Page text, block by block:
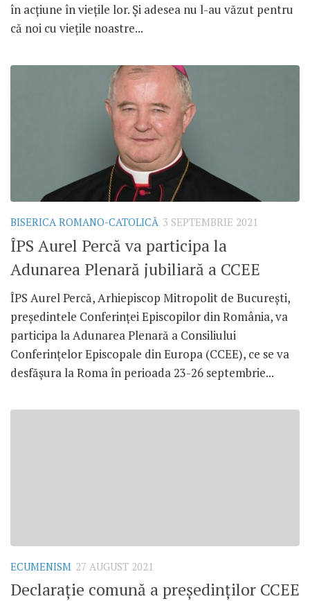
în acțiune în viețile lor. Și adesea nu l-au văzut pentru
că noi cu viețile noastre...
BISERICA ROMANO-CATOLICĂ 3 SEPTEMBRIE 2021
ÎPS Aurel Percă va participa la
Adunarea Plenară jubiliară a CCEE
ÎPS Aurel Percă, Arhiepiscop Mitropolit de București,
președintele Conferinței Episcopilor din România, va
participa la Adunarea Plenară a Consiliului
Conferințelor Episcopale din Europa (CCEE), ce se va
desfășura la Roma în perioada 23-26 septembrie...
ECUMENISM 27 AUGUST 2021
Declarație comună a președinților CCEE